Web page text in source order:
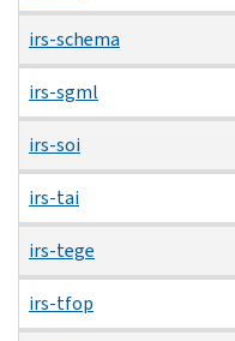
irs-schema
irs-sgml
irs-soi
irs-tai
irs-tege
irs-tfop